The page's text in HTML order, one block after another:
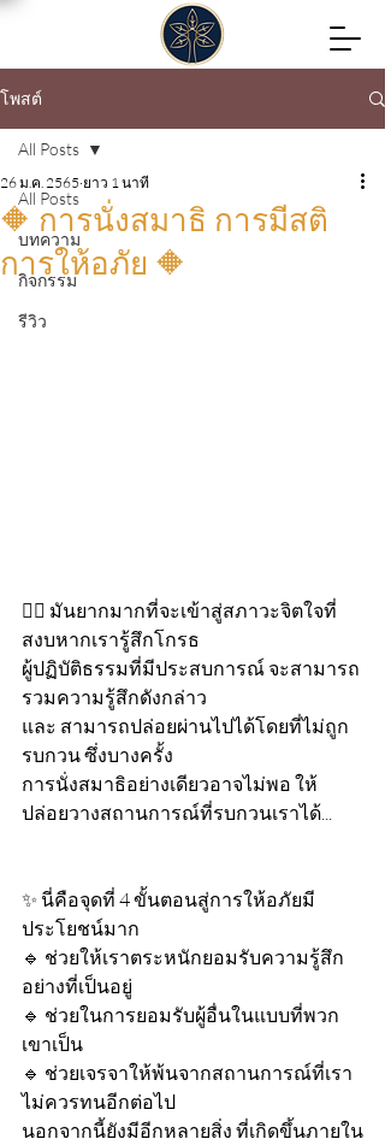
โพสต์
All Posts
บทความ
กิจกรรม
รีวิว
All Posts
🔶 การนั่งสมาธิ การมีสติ
การให้อภัย 🔶
26 ม.ค. 2565 ยาว 1 นาที
🧘‍♀️ มันยากมากที่จะเข้าสู่สภาวะจิตใจที่
สงบหากเรารู้สึกโกรธ
ผู้ปฏิบัติธรรมที่มีประสบการณ์ จะสามารถ
รวมความรู้สึกดังกล่าว
และ สามารถปล่อยผ่านไปได้โดยที่ไม่ถูก
รบกวน ซึ่งบางครั้ง
การนั่งสมาธิอย่างเดียวอาจไม่พอ ให้
ปล่อยวางสถานการณ์ที่รบกวนเราได้...
✨ นี่คือจุดที่ 4 ขั้นตอนสู่การให้อภัยมี
ประโยชน์มาก
🔹 ช่วยให้เราตระหนักยอมรับความรู้สึก
อย่างที่เป็นอยู่
🔹 ช่วยในการยอมรับผู้อื่นในแบบที่พวก
เขาเป็น
🔹 ช่วยเจรจาให้พ้นจากสถานการณ์ที่เรา
ไม่ควรทนอีกต่อไป
นอกจากนี้ยังมีอีกหลายสิ่ง ที่เกิดขึ้นภายใน